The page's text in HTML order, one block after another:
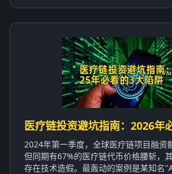
医疗链投资避坑指南：2026年
2024年第一季度，全球医疗链项目融资
但同期有67%的医疗链代币价格腰斩，
存在技术造假。最轰动的案例是某知名